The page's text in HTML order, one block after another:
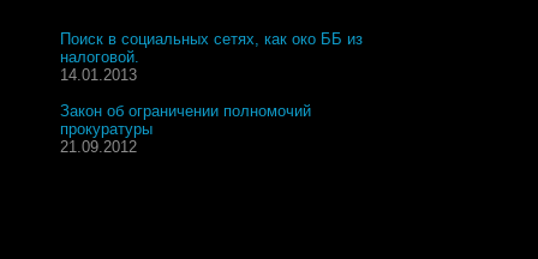
Поиск в социальных сетях, как око ББ из
налоговой.
14.01.2013
Закон об ограничении полномочий
прокуратуры
21.09.2012